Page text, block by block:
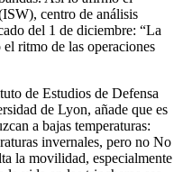
centro de análisis
del 1 de diciembre: “La
ritmo de las operaciones
de Estudios de Defensa
de Lyon, añade que es
a bajas temperaturas:
invernales, pero no No
la movilidad, especialmente